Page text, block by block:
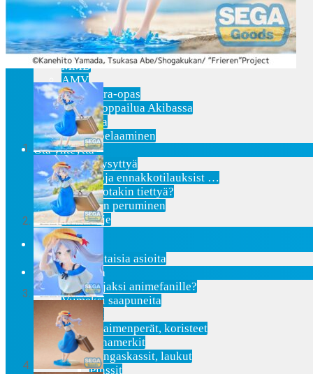
Kimi no Na Wa
Miss Kobayashi’s Dragon Maid
Oreimo
Sanasto
MMD
AMV
Akihabara-opas
Shoppailua Akibassa
Pepakura
Mobiilipelaaminen
Ota yhteyttä
Usein Kysyttyä
Lisätietoja ennakkotilauksist …
Etsitkö jotakin tiettyä?
Tilauksen peruminen
Uutiskirje
Etusivu
Ajankohtaisia asioita
Verkkokauppa
Mitä lahjaksi animefanille?
Viimeksi saapuneita
Asusteet
Avaimenperät, koristeet
Hihamerkit
Kangaskassit, laukut
Pinssit